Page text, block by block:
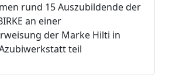
rund 15 Auszubildende der
an einer
der Marke Hilti in
teil